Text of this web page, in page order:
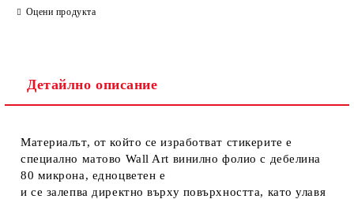
Ние ще се свържем с вас в рамките на работния ден.
Оцени продукта
Детайлно описание
Материалът, от който се изработват стикерите е
специално матово Wall Art винилно фолио с дебелина
80 микрона, едноцветен е
и се залепва директно върху повърхността, като улавя